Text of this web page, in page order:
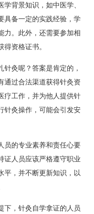
背景知识，如中医学、
具备一定的实践经验，学
力。此外，还需要参加相
资格证书。
灸呢？答案是肯定的，
通过合法渠道获得针灸资
疗工作，并为他人提供针
针灸操作，可能会引发安
员的专业素养和责任心要
证人员应该严格遵守职业
平，并不断更新知识，以
下，针灸自学拿证的人员